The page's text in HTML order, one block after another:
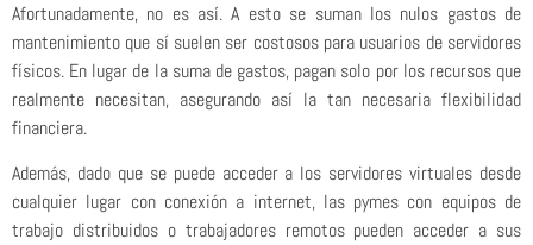
Afortunadamente, no es así. A esto se suman los nulos gastos de
mantenimiento que sí suelen ser costosos para usuarios de servidores
físicos. En lugar de la suma de gastos, pagan solo por los recursos que
realmente necesitan, asegurando así la tan necesaria flexibilidad
financiera.
Además, dado que se puede acceder a los servidores virtuales desde
cualquier lugar con conexión a internet, las pymes con equipos de
trabajo distribuidos o trabajadores remotos pueden acceder a sus